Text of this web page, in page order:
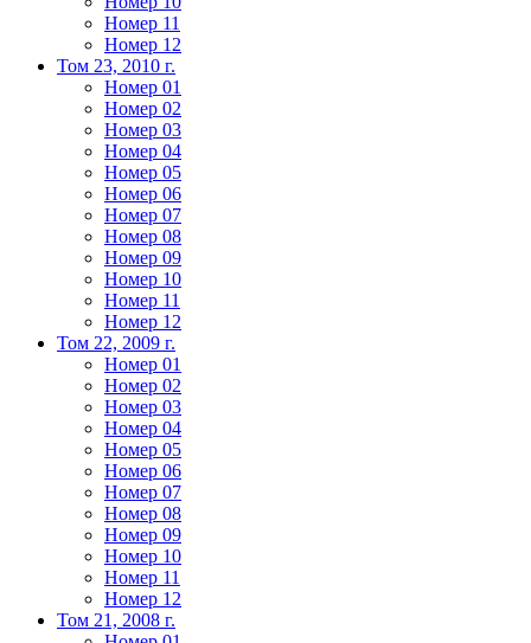
Номер 11
Номер 12
Том 23, 2010 г.
Номер 01
Номер 02
Номер 03
Номер 04
Номер 05
Номер 06
Номер 07
Номер 08
Номер 09
Номер 10
Номер 11
Номер 12
Том 22, 2009 г.
Номер 01
Номер 02
Номер 03
Номер 04
Номер 05
Номер 06
Номер 07
Номер 08
Номер 09
Номер 10
Номер 11
Номер 12
Том 21, 2008 г.